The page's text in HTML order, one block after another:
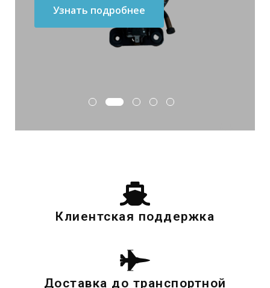
Узнать подробнее
Клиентская поддержка
Доставка до транспортной